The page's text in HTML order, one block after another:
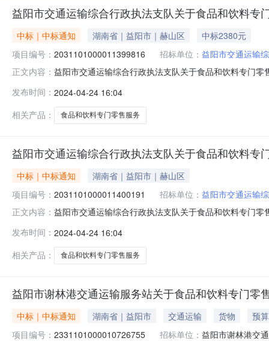
益阳市交通运输综合行政执法支队关于食品和饮料专
中标｜中标通知 湖南省｜益阳市｜赫山区
中标2380元
项目编号： 2031101000011399816 招标单位： 益阳市交通运输
正文内容： 益阳市交通运输综合行政执法支队关于食品和饮料专门
在行政区划编码:430999项目所在行政区划名称:益阳市
发布时间： 2024-04-24 16:04
相关产品：
食品和饮料专门零售服务
益阳市交通运输综合行政执法支队关于食品和饮料专
中标｜中标通知
湖南省｜益阳市｜赫山区
项目编号： 2031101000011400191 招标单位： 益阳市交通运输
正文内容： 益阳市交通运输综合行政执法支队关于食品和饮料专门
在行政区划编码:430999项目所在行政区划名称:益阳市
发布时间： 2024-04-24 16:04
相关产品：
食品和饮料专门零售服务
益阳市谢林港交通运输服务站关于食品和饮料专门零
中标｜中标通知 湖南省｜益阳市 交通运输 货物
预
项目编号： 2331101000010726755 招标单位： 益阳市谢林港交